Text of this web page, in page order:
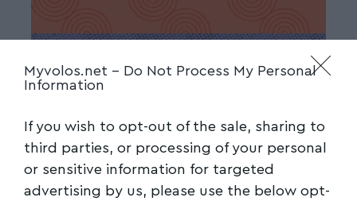
Myvolos.net - Do Not Process My Personal
Information
If you wish to opt-out of the sale, sharing to
third parties, or processing of your personal
or sensitive information for targeted
advertising by us, please use the below opt-